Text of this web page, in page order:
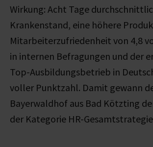
Wirkung: Acht Tage
Krankenstand, eine höhere
Mitarbeiterzufriedenheit von 4,8
in internen Befragungen und der
Top-Ausbildungsbetrieb in
voller Punktzahl. Damit gewann
Bayerwaldhof aus Bad Kötzting
der Kategorie HR-